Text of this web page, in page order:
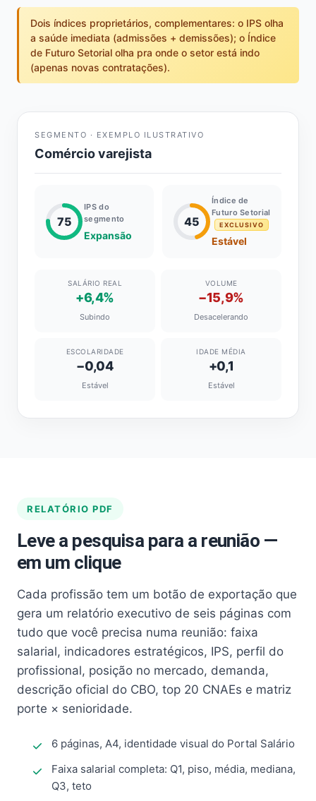
Dois índices proprietários, complementares: o IPS olha
a saúde imediata (admissões + demissões); o Índice
de Futuro Setorial olha pra onde o setor está indo
(apenas novas contratações).
SEGMENTO · EXEMPLO ILUSTRATIVO
Comércio varejista
75
IPS do
segmento
Expansão
45
Índice de
Futuro Setorial
EXCLUSIVO
Estável
SALÁRIO REAL
+6,4%
Subindo
VOLUME
−15,9%
Desacelerando
ESCOLARIDADE
−0,04
Estável
IDADE MÉDIA
+0,1
Estável
RELATÓRIO PDF
Leve a pesquisa para a reunião —
em um clique
Cada profissão tem um botão de exportação que
gera um relatório executivo de seis páginas com
tudo que você precisa numa reunião: faixa
salarial, indicadores estratégicos, IPS, perfil do
profissional, posição no mercado, demanda,
descrição oficial do CBO, top 20 CNAEs e matriz
porte × senioridade.
6 páginas, A4, identidade visual do Portal Salário
Faixa salarial completa: Q1, piso, média, mediana,
Q3, teto